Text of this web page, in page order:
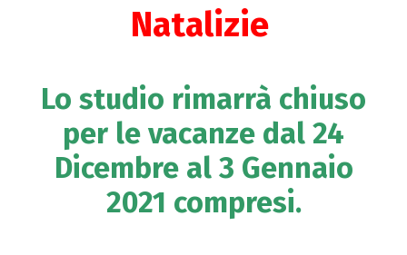
Natalizie
Lo studio rimarrà chiuso
per le vacanze dal 24
Dicembre al 3 Gennaio
2021 compresi.